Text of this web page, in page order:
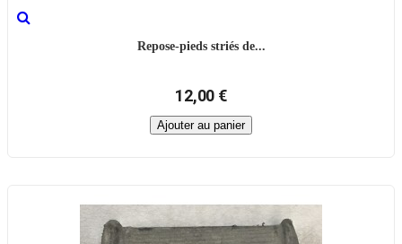
Repose-pieds striés de...
12,00 €
Ajouter au panier